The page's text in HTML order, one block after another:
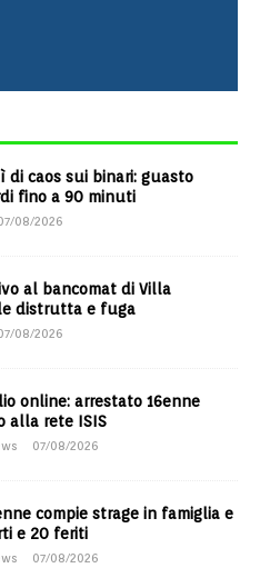
di caos sui binari: guasto
fino a 90 minuti
08/2026
al bancomat di Villa
distrutta e fuga
08/2026
online: arrestato 16enne
alla rete ISIS
07/08/2026
compie strage in famiglia e
e 20 feriti
07/08/2026